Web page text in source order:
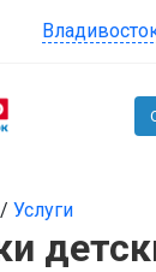
/ Услуги